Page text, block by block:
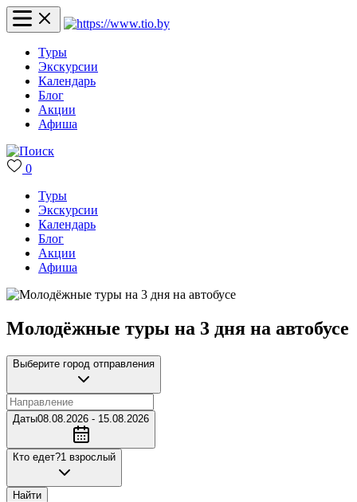
Туры
Экскурсии
Календарь
Блог
Акции
Афиша
0
Туры
Экскурсии
Календарь
Блог
Акции
Афиша
Молодёжные туры на 3 дня на автобусе
Выберите город отправления
Даты08.08.2026 - 15.08.2026
Кто едет?1 взрослый
Найти